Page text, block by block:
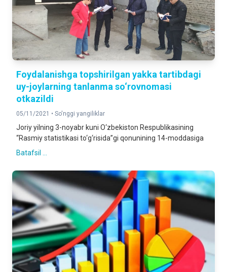
Foydalanishga topshirilgan yakka tartibdagi
uy-joylarning tanlanma so‘rovnomasi
otkazildi
05/11/2021 • So'nggi yangiliklar
Joriy yilning 3-noyabr kuni O‘zbekiston Respublikasining
“Rasmiy statistikasi to‘g‘risida”gi qonunining 14-moddasiga
Batafsil ...